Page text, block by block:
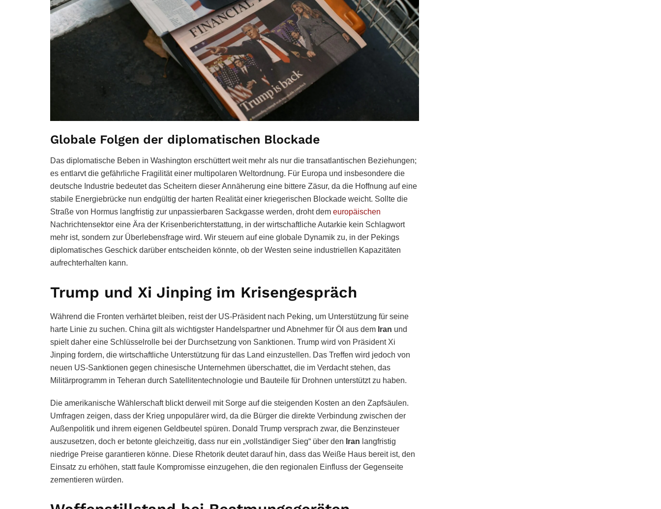
Globale Folgen der diplomatischen Blockade
Das diplomatische Beben in Washington erschüttert weit mehr als nur die transatlantischen Beziehungen;
es entlarvt die gefährliche Fragilität einer multipolaren Weltordnung. Für Europa und insbesondere die
deutsche Industrie bedeutet das Scheitern dieser Annäherung eine bittere Zäsur, da die Hoffnung auf eine
stabile Energiebrücke nun endgültig der harten Realität einer kriegerischen Blockade weicht. Sollte die
Straße von Hormus langfristig zur unpassierbaren Sackgasse werden, droht dem europäischen
Nachrichtensektor eine Ära der Krisenberichterstattung, in der wirtschaftliche Autarkie kein Schlagwort
mehr ist, sondern zur Überlebensfrage wird. Wir steuern auf eine globale Dynamik zu, in der Pekings
diplomatisches Geschick darüber entscheiden könnte, ob der Westen seine industriellen Kapazitäten
aufrechterhalten kann.
Trump und Xi Jinping im Krisengespräch
Während die Fronten verhärtet bleiben, reist der US-Präsident nach Peking, um Unterstützung für seine
harte Linie zu suchen. China gilt als wichtigster Handelspartner und Abnehmer für Öl aus dem Iran und
spielt daher eine Schlüsselrolle bei der Durchsetzung von Sanktionen. Trump wird von Präsident Xi
Jinping fordern, die wirtschaftliche Unterstützung für das Land einzustellen. Das Treffen wird jedoch von
neuen US-Sanktionen gegen chinesische Unternehmen überschattet, die im Verdacht stehen, das
Militärprogramm in Teheran durch Satellitentechnologie und Bauteile für Drohnen unterstützt zu haben.
Die amerikanische Wählerschaft blickt derweil mit Sorge auf die steigenden Kosten an den Zapfsäulen.
Umfragen zeigen, dass der Krieg unpopulärer wird, da die Bürger die direkte Verbindung zwischen der
Außenpolitik und ihrem eigenen Geldbeutel spüren. Donald Trump versprach zwar, die Benzinsteuer
auszusetzen, doch er betonte gleichzeitig, dass nur ein „vollständiger Sieg“ über den Iran langfristig
niedrige Preise garantieren könne. Diese Rhetorik deutet darauf hin, dass das Weiße Haus bereit ist, den
Einsatz zu erhöhen, statt faule Kompromisse einzugehen, die den regionalen Einfluss der Gegenseite
zementieren würden.